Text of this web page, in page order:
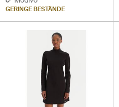
GERINGE BESTÄNDE